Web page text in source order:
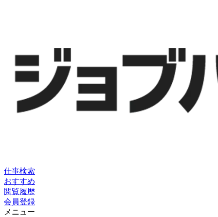
仕事検索
おすすめ
閲覧履歴
会員登録
メニュー